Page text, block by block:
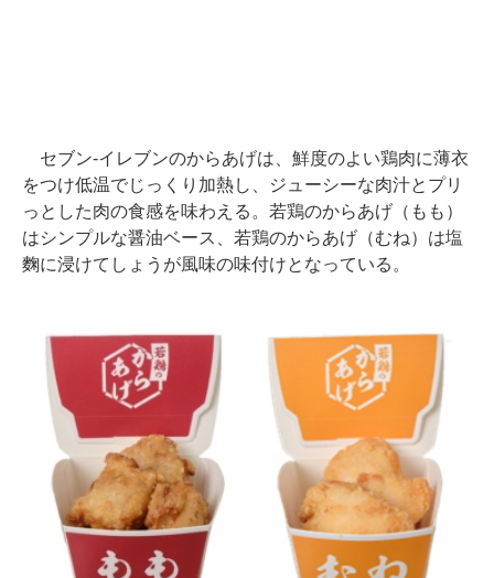
セブン-イレブンのからあげは、鮮度のよい鶏肉に薄衣
をつけ低温でじっくり加熱し、ジューシーな肉汁とプリ
っとした肉の食感を味わえる。若鶏のからあげ（もも）
はシンプルな醤油ベース、若鶏のからあげ（むね）は塩
麴に浸けてしょうが風味の味付けとなっている。